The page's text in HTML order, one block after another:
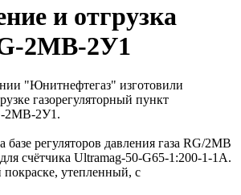
и отгрузка
2MB-2У1
"Юнитнефтегаз" изготовили
газорегуляторный пункт
2У1.
регуляторов давления газа RG/2MB
счётчика Ultramag-50-G65-1:200-1-1А.
утепленный, с